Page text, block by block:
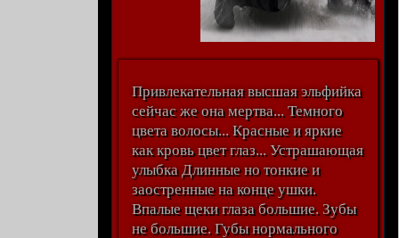
Привлекательная высшая эльфийка
сейчас же она мертва... Темного
цвета волосы... Красные и яркие
как кровь цвет глаз... Устрашающая
улыбка Длинные но тонкие и
заостренные на конце ушки.
Впалые щеки глаза большие. Зубы
не большие. Губы нормального